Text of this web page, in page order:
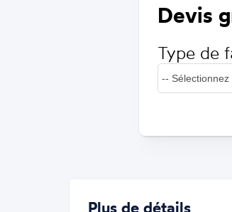
Devis
Type de
Plus de détails